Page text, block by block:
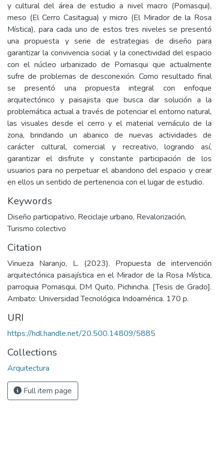
y cultural del área de estudio a nivel macro (Pomasqui),
meso (El Cerro Casitagua) y micro (El Mirador de la Rosa
Mística), para cada uno de estos tres niveles se presentó
una propuesta y serie de estrategias de diseño para
garantizar la convivencia social y la conectividad del espacio
con el núcleo urbanizado de Pomasqui que actualmente
sufre de problemas de desconexión. Como resultado final
se presentó una propuesta integral con enfoque
arquitectónico y paisajista que busca dar solución a la
problemática actual a través de potenciar el entorno natural,
las visuales desde el cerro y el material vernáculo de la
zona, brindando un abanico de nuevas actividades de
carácter cultural, comercial y recreativo, logrando así,
garantizar el disfrute y constante participación de los
usuarios para no perpetuar el abandono del espacio y crear
en ellos un sentido de pertenencia con el lugar de estudio.
Keywords
Diseño participativo, Reciclaje urbano, Revalorización,
Turismo colectivo
Citation
Vinueza Naranjo, L. (2023). Propuesta de intervención
arquitectónica paisajística en el Mirador de la Rosa Mística,
parroquia Pomasqui, DM Quito, Pichincha. [Tesis de Grado].
Ambato: Universidad Tecnológica Indoamérica. 170 p.
URI
https://hdl.handle.net/20.500.14809/5885
Collections
Arquitectura
Full item page